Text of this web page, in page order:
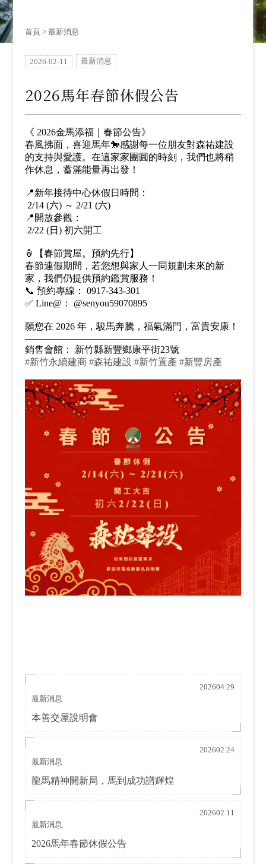
首頁 > 最新消息
2026-02-11 最新消息
2026馬年春節休假公告
《 2026金馬添福｜春節公告》
春風拂面，喜迎馬年🐎感謝每一位朋友對森祐建設
的支持與愛護。在這家家團圓的時刻，我們也將稍
作休息，蓄滿能量再出發！
📍新年接待中心休假日時間：
2/14 (六) ～ 2/21 (六)
📍開放參觀：
2/22 (日) 初六開工
🏮【春節賞屋。預約先行】
春節連假期間，若您想與家人一同規劃未來的新
家，我們仍提供預約鑑賞服務！
📞 預約專線： 0917-343-301
✅ Line@： @senyou59070895
願您在 2026 年，駿馬奔騰，福氣滿門，富貴安康！
––––––––––––––––––––––––––––
銷售會館： 新竹縣新豐鄉康平街23號
#新竹永續建商 #森祐建設 #新竹置產 #新豐房產
202604.29
最新消息
本善交屋說明會
202602.24
最新消息
龍馬精神開新局，馬到成功譜輝煌
202602.11
最新消息
2026馬年春節休假公告